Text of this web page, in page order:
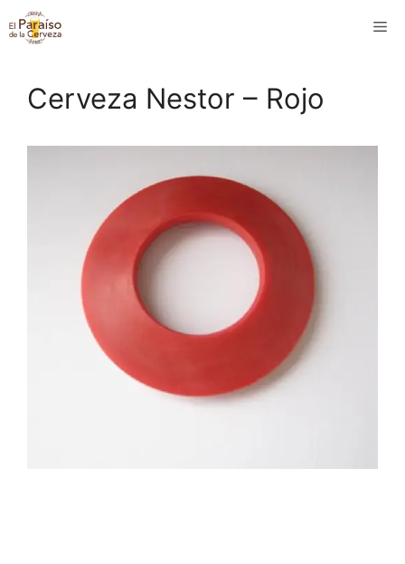
Saltar
al
Cerveza Nestor – Rojo